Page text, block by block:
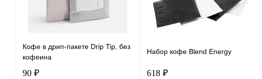
Кофе в дрип-пакете Drip Tip, без
кофеина
90 ₽
Набор кофе Blend Energy
618 ₽